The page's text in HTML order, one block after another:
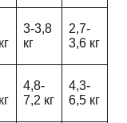
3-3,8
кг
2,7-
3,6 кг
4,8-
7,2 кг
4,3-
6,5 кг